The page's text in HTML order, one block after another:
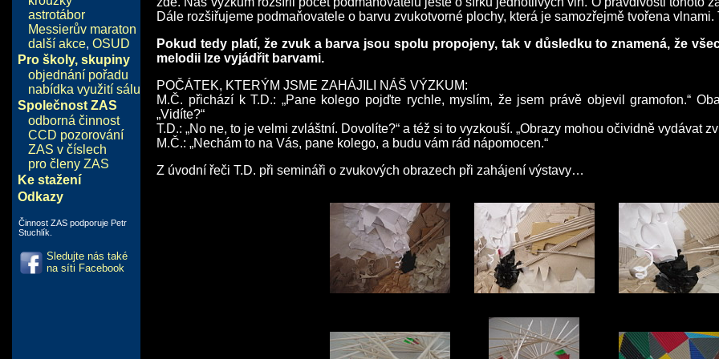
astrotábor
Messierův maraton
další akce, OSUD
Pro školy, skupiny
objednání pořadu
nabídka využití sálu
Společnost ZAS
odborná činnost
CCD pozorování
ZAS v číslech
pro členy ZAS
Ke stažení
Odkazy
Činnost ZAS podporuje Petr
Stuchlík.
Sledujte nás také
na síti Facebook
Dále rozšiřujeme podmaňovatele o barvu zvukotvorné plochy, která je samozřejmě tvořena
Pokud tedy platí, že zvuk a barva jsou spolu propojeny, tak v důsledku to znamená, že
melodii lze vyjádřit barvami.
POČÁTEK, KTERÝM JSME ZAHÁJILI NÁŠ VÝZKUM:
M.Č. přichází k T.D.: „Pane kolego pojďte rychle, myslím, že jsem právě objevil gramofon.“
„Vidíte?“
T.D.: „No ne, to je velmi zvláštní. Dovolíte?“ a též si to vyzkouší. „Obrazy mohou očividně vydávat
M.Č.: „Nechám to na Vás, pane kolego, a budu vám rád nápomocen.“
Z úvodní řeči T.D. při semináři o zvukových obrazech při zahájení výstavy…